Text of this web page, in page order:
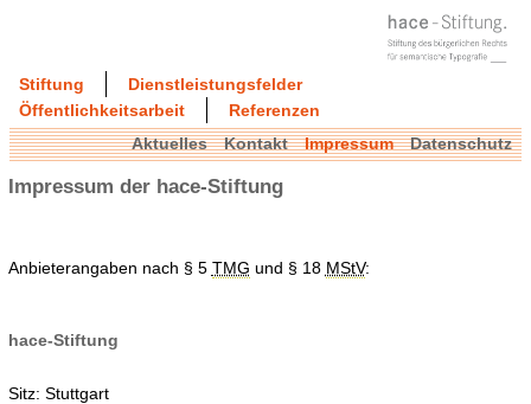
Stiftung
Dienstleistungsfelder
Öffentlichkeitsarbeit
Referenzen
Aktuelles
Kontakt Impressum Datenschutz
Impressum der hace-Stiftung
Anbieterangaben nach § 5 TMG und § 18 MStV:
hace-Stiftung
Sitz: Stuttgart